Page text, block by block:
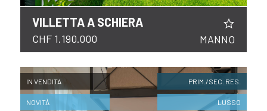
VILLETTA A SCHIERA
CHF 1.190.000 MANNO
IN VENDITA
NOVITÀ
PRIM./SEC. RES.
LUSSO